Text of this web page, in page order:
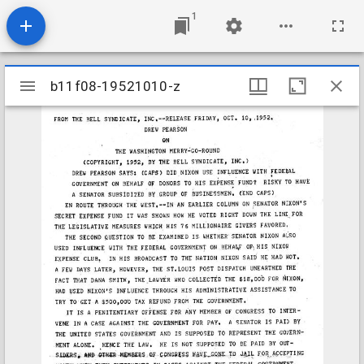
1
Mirador
viewer
b11f08-19521010-z
b11f08-19521010-z